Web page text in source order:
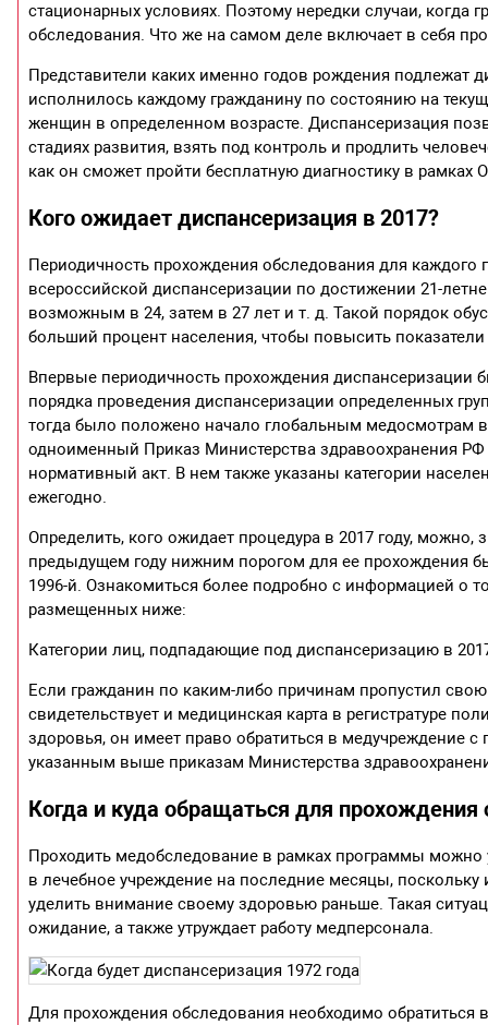
стационарных условиях. Поэтому нередки случаи,
обследования. Что же на самом деле включает в себя
Представители каких именно годов рождения подлежат
исполнилось каждому гражданину по состоянию на
женщин в определенном возрасте. Диспансеризация
стадиях развития, взять под контроль и продлить
как он сможет пройти бесплатную диагностику в рамках
Кого ожидает диспансеризация в 2017?
Периодичность прохождения обследования для
всероссийской диспансеризации по достижении 21-
возможным в 24, затем в 27 лет и т. д. Такой порядок
больший процент населения, чтобы повысить
Впервые периодичность прохождения
порядка проведения диспансеризации определенных
тогда было положено начало глобальным медосмотрам в
одноименный Приказ Министерства здравоохранения
нормативный акт. В нем также указаны категории
ежегодно.
Определить, кого ожидает процедура в 2017 году, можно,
предыдущем году нижним порогом для ее прохождения
1996-й. Ознакомиться более подробно с информацией о
размещенных ниже:
Категории лиц, подпадающие под диспансеризацию в
Если гражданин по каким-либо причинам пропустил
свидетельствует и медицинская карта в регистратуре
здоровья, он имеет право обратиться в медучреждение
указанным выше приказам Министерства
Когда и куда обращаться для прохождения
Проходить медобследование в рамках программы
в лечебное учреждение на последние месяцы,
уделить внимание своему здоровью раньше. Такая
ожидание, а также утруждает работу медперсонала.
Для прохождения обследования необходимо обратиться